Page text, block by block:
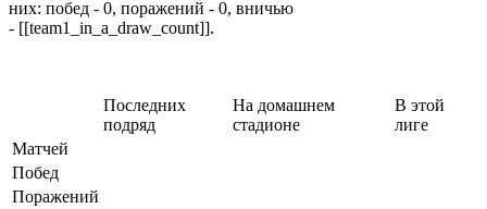
них: побед - 0, поражений - 0, вничью
- [[team1_in_a_draw_count]].
Последних
подряд
На домашнем
стадионе
В этой
лиге
Матчей
Побед
Поражений